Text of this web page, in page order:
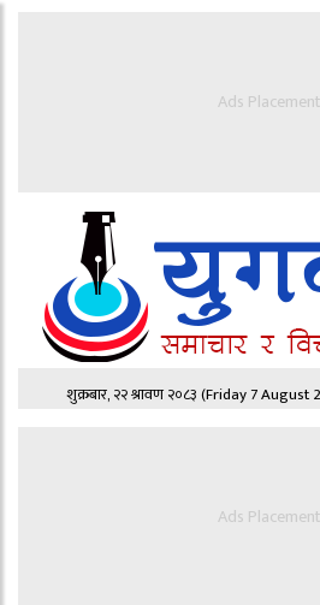
Ads Placement
शुक्रबार, २२ श्रावण २०८३(Friday 7 August
Ads Placement